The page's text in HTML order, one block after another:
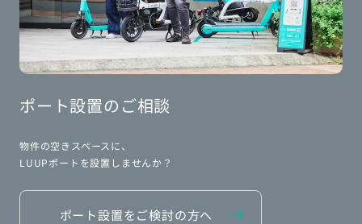
ポート設置のご相談
物件の空きスペースに、
LUUPポートを設置しませんか？
ポート設置をご検討の方へ